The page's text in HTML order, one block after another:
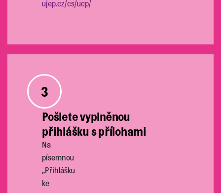
ujep.cz/cs/ucp/
3
Pošlete vyplněnou
přihlášku s přílohami
Na
písemnou
„Přihlášku
ke